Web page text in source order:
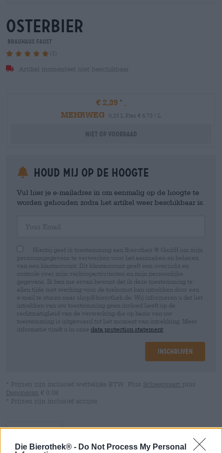
Die Bierothek® - Do Not Process My Personal
osterbier
Brauhaus Faust
(1)
Artikel momenteel niet beschikbaar
€ 2,39
MEHRWEG
0,33 L Fles € 6,73 / L
Niet op voorraad
Houd mij op de hoogte
Vul hier je e-mailadres in om eenmalig op de hoogte te
worden gehouden zodra het artikel weer beschikbaar is.
Hierbij geef ik toestemming aan Bierothek ® GmbH om mijn
persoonsgegevens te verwerken voor het aanmaken en beheren
van een klantaccount. Dit klantaccount geeft een overzicht en
controle over mijn verkoopactiviteiten en mijn persoonlijke
gegevens. Ik ben me ervan bewust dat ik deze toestemming te
allen tijde met werking voor de toekomst kan intrekken door een
e-mail te sturen naar shop@bierothek.de. Wij informeren u dat het
intrekken van uw toestemming geen invloed heeft op de
rechtmatigheid van de verwerking die op basis van uw
toestemming is uitgevoerd tot het moment van intrekking. Meer
informatie vindt u in onze data protection statement
Inschrijven
* Prijzen zijn inclusief wettelijke BTW. Plus Scheepvaart plus
Deponeren € 0,08
* Prijzen zijn inclusief accijns
Omschrijving Info Beoordelingen(1)